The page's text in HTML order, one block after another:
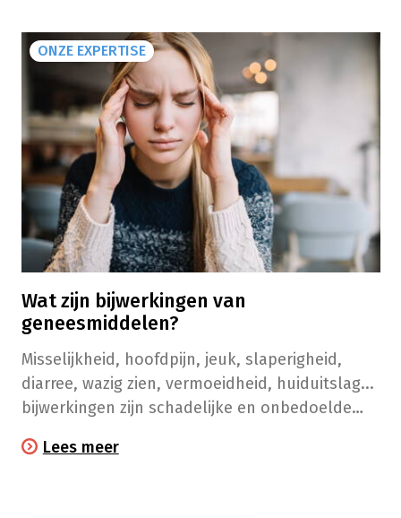
ONZE EXPERTISE
Wat zijn bijwerkingen van
geneesmiddelen?
Misselijkheid, hoofdpijn, jeuk, slaperigheid,
diarree, wazig zien, vermoeidheid, huiduitslag...
bijwerkingen zijn schadelijke en onbedoelde
behandeling.
Lees meer